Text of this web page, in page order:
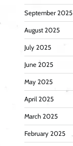
September 2025
August 2025
July 2025
June 2025
May 2025
April 2025
March 2025
February 2025